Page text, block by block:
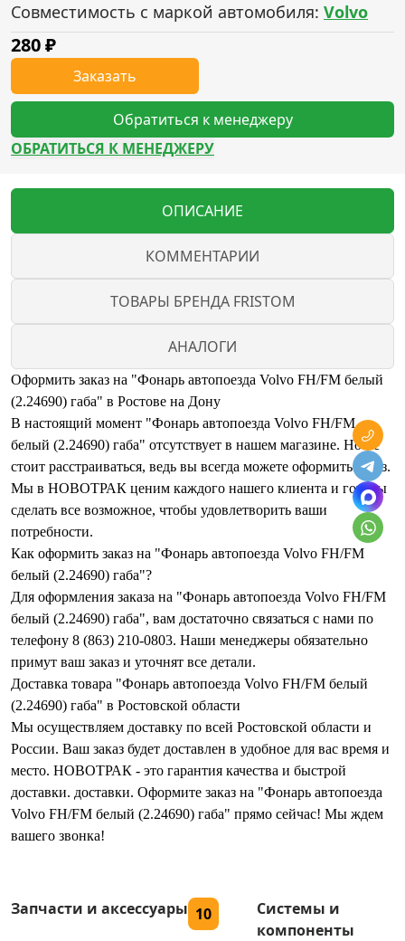
Совместимость с маркой автомобиля: Volvo
280₽
Заказать
Обратиться к менеджеру
ОБРАТИТЬСЯ К МЕНЕДЖЕРУ
ОПИСАНИЕ
КОММЕНТАРИИ
ТОВАРЫ БРЕНДА FRISTOM
АНАЛОГИ
Оформить заказ на "Фонарь автопоезда Volvo FH/FM белый
(2.24690) габа" в Ростове на Дону
В настоящий момент "Фонарь автопоезда Volvo FH/FM
белый (2.24690) габа" отсутствует в нашем магазине. Но не
стоит расстраиваться, ведь вы всегда можете оформить заказ.
Мы в НОВОТРАК ценим каждого нашего клиента и готовы
сделать все возможное, чтобы удовлетворить ваши
потребности.
Как оформить заказ на "Фонарь автопоезда Volvo FH/FM
белый (2.24690) габа"?
Для оформления заказа на "Фонарь автопоезда Volvo FH/FM
белый (2.24690) габа", вам достаточно связаться с нами по
телефону 8 (863) 210-0803. Наши менеджеры обязательно
примут ваш заказ и уточнят все детали.
Доставка товара "Фонарь автопоезда Volvo FH/FM белый
(2.24690) габа" в Ростовской области
Мы осуществляем доставку по всей Ростовской области и
России. Ваш заказ будет доставлен в удобное для вас время и
место. НОВОТРАК - это гарантия качества и быстрой
доставки. доставки. Оформите заказ на "Фонарь автопоезда
Volvo FH/FM белый (2.24690) габа" прямо сейчас! Мы ждем
вашего звонка!
Запчасти и аксессуары 10
Системы и
компоненты